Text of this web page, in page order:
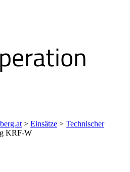
> Einsätze > Technischer
KRF-W